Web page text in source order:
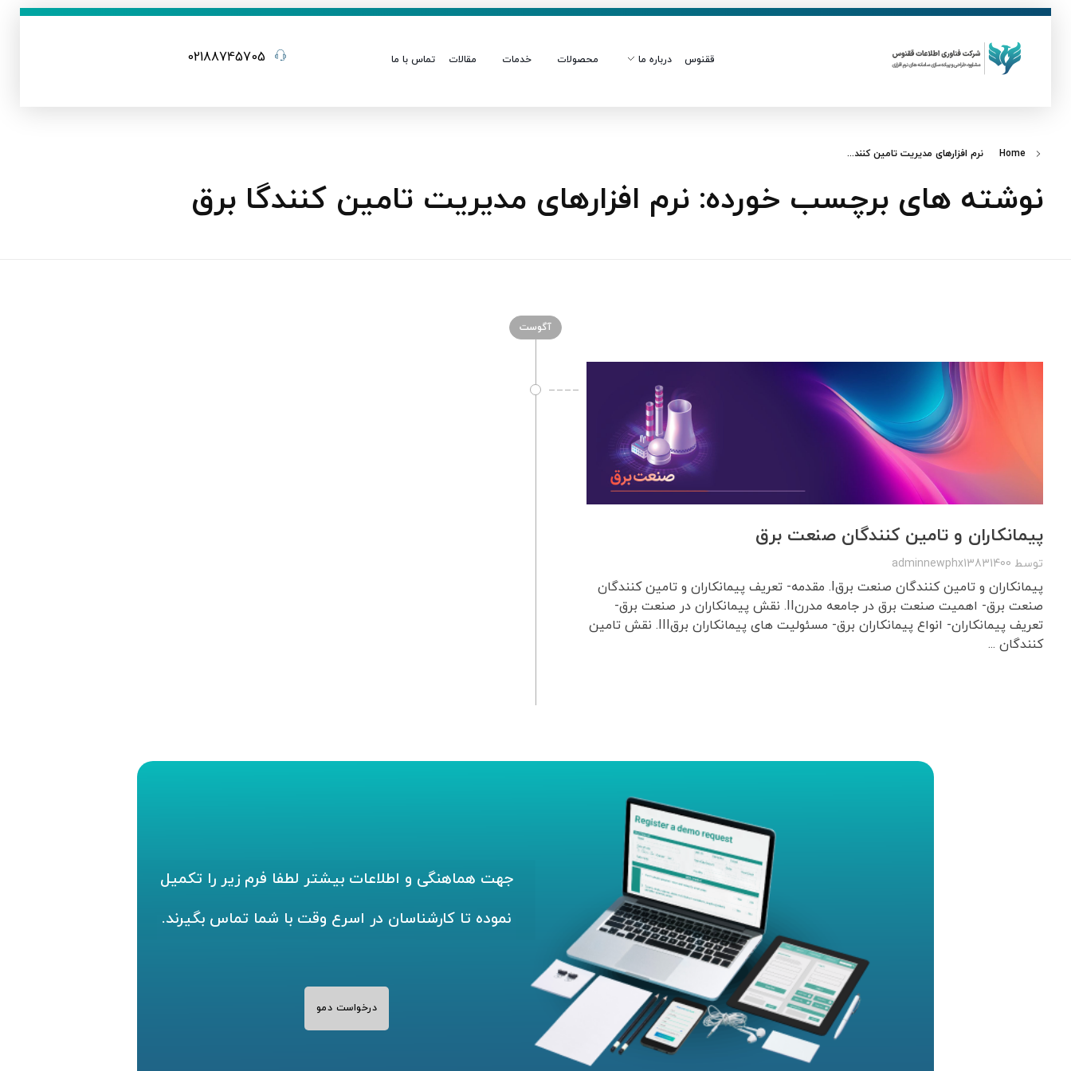
ققنوس درباره ما محصولات خدمات مقالات تماس با ما 02188745705
Home نرم افزارهای مدیریت تامین کنند...
نوشته های برچسب خورده: نرم افزارهای مدیریت تامین کنندگا برق
آگوست
پیمانکاران و تامین کنندگان صنعت برق
توسط adminnewphx13831400
پیمانکاران و تامین کنندگان صنعت برقI. مقدمه- تعریف پیمانکاران و تامین کنندگان
صنعت برق- اهمیت صنعت برق در جامعه مدرنII. نقش پیمانکاران در صنعت برق-
تعریف پیمانکاران- انواع پیمانکاران برق- مسئولیت های پیمانکاران برقIII. نقش تامین
کنندگان ...
جهت هماهنگی و اطلاعات بیشتر لطفا فرم زیر را تکمیل
نموده تا کارشناسان در اسرع وقت با شما تماس بگیرند.
درخواست دمو